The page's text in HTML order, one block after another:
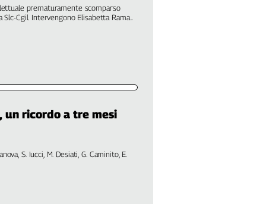
prematuramente scomparso
Cgil. Intervengono Elisabetta Ramat,
un ricordo a tre mesi
S. Iucci, M. Desiati, G. Caminito, E.